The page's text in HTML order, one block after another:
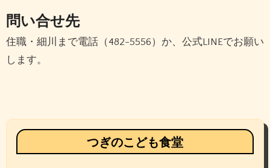
問い合せ先
住職・細川まで電話（482-5556）か、公式LINEでお願い
します。
ナ
ビ
つぎのこども食堂